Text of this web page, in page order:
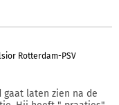
Rotterdam-PSV
laten zien na de